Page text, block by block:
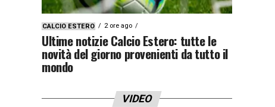
CALCIO ESTERO 2 ore ago
Ultime notizie Calcio Estero: tutte le
novità del giorno provenienti da tutto il
mondo
VIDEO